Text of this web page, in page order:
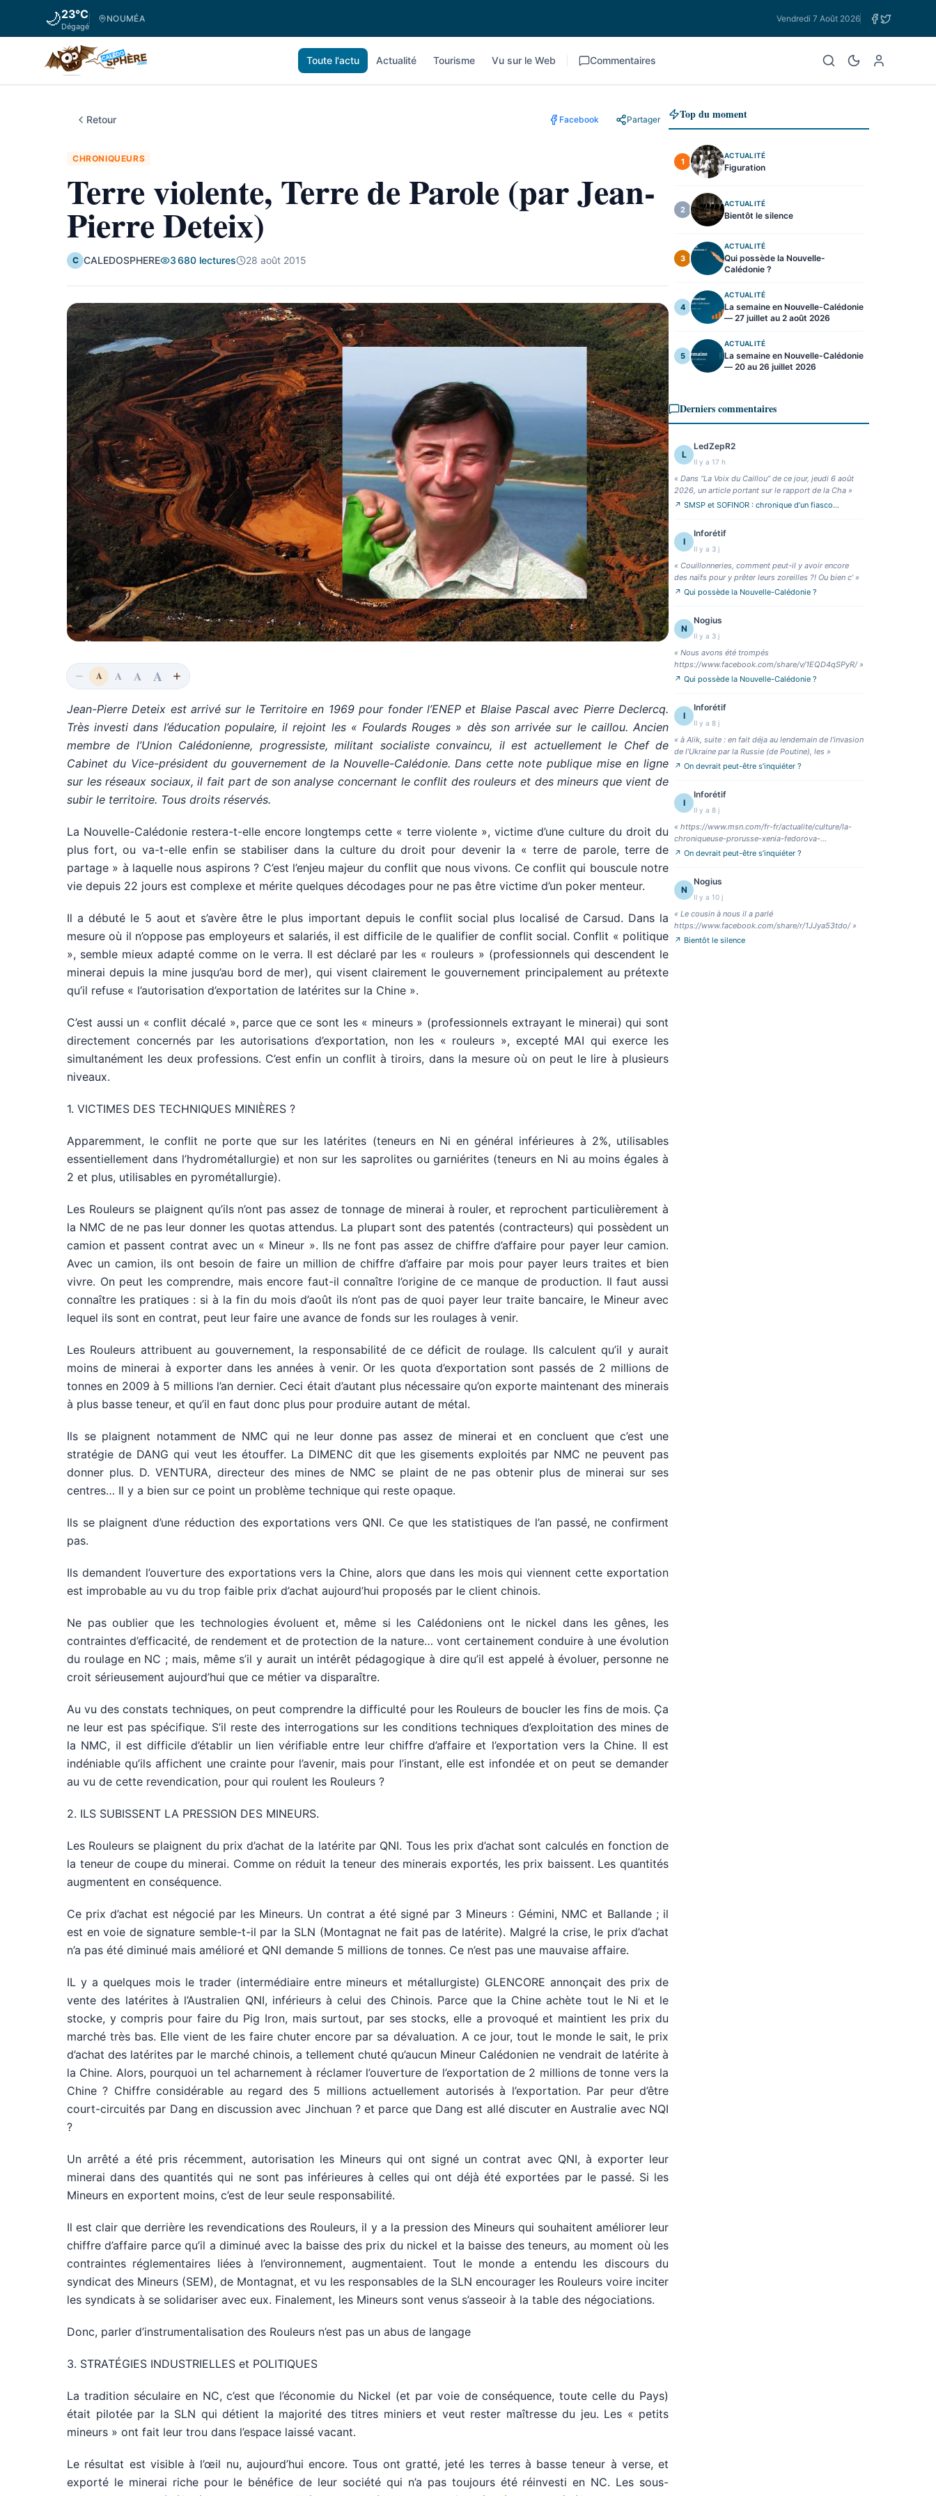
🌙23°C
Dégagé
NOUMÉA Vendredi 7 Août 2026
Toute l'actu Actualité Tourisme Vu sur le Web Commentaires
Retour Facebook Partager
CHRONIQUEURS
Terre violente, Terre de Parole (par Jean-
Pierre Deteix)
C CALEDOSPHERE 3 680 lectures 28 août 2015
A A A A
Jean-Pierre Deteix est arrivé sur le Territoire en 1969 pour fonder l’ENEP et Blaise Pascal avec Pierre Declercq.
Très investi dans l’éducation populaire, il rejoint les « Foulards Rouges » dès son arrivée sur le caillou. Ancien
membre de l’Union Calédonienne, progressiste, militant socialiste convaincu, il est actuellement le Chef de
Cabinet du Vice-président du gouvernement de la Nouvelle-Calédonie. Dans cette note publique mise en ligne
sur les réseaux sociaux, il fait part de son analyse concernant le conflit des rouleurs et des mineurs que vient de
subir le territoire. Tous droits réservés.
La Nouvelle-Calédonie restera-t-elle encore longtemps cette « terre violente », victime d’une culture du droit du
plus fort, ou va-t-elle enfin se stabiliser dans la culture du droit pour devenir la « terre de parole, terre de
partage » à laquelle nous aspirons ? C’est l’enjeu majeur du conflit que nous vivons. Ce conflit qui bouscule notre
vie depuis 22 jours est complexe et mérite quelques décodages pour ne pas être victime d’un poker menteur.
Il a débuté le 5 aout et s’avère être le plus important depuis le conflit social plus localisé de Carsud. Dans la
mesure où il n’oppose pas employeurs et salariés, il est difficile de le qualifier de conflit social. Conflit « politique
», semble mieux adapté comme on le verra. Il est déclaré par les « rouleurs » (professionnels qui descendent le
minerai depuis la mine jusqu’au bord de mer), qui visent clairement le gouvernement principalement au prétexte
qu’il refuse « l’autorisation d’exportation de latérites sur la Chine ».
C’est aussi un « conflit décalé », parce que ce sont les « mineurs » (professionnels extrayant le minerai) qui sont
directement concernés par les autorisations d’exportation, non les « rouleurs », excepté MAI qui exerce les
simultanément les deux professions. C’est enfin un conflit à tiroirs, dans la mesure où on peut le lire à plusieurs
niveaux.
1. VICTIMES DES TECHNIQUES MINIÈRES ?
Apparemment, le conflit ne porte que sur les latérites (teneurs en Ni en général inférieures à 2%, utilisables
essentiellement dans l’hydrométallurgie) et non sur les saprolites ou garniérites (teneurs en Ni au moins égales à
2 et plus, utilisables en pyrométallurgie).
Les Rouleurs se plaignent qu’ils n’ont pas assez de tonnage de minerai à rouler, et reprochent particulièrement à
la NMC de ne pas leur donner les quotas attendus. La plupart sont des patentés (contracteurs) qui possèdent un
camion et passent contrat avec un « Mineur ». Ils ne font pas assez de chiffre d’affaire pour payer leur camion.
Avec un camion, ils ont besoin de faire un million de chiffre d’affaire par mois pour payer leurs traites et bien
vivre. On peut les comprendre, mais encore faut-il connaître l’origine de ce manque de production. Il faut aussi
connaître les pratiques : si à la fin du mois d’août ils n’ont pas de quoi payer leur traite bancaire, le Mineur avec
lequel ils sont en contrat, peut leur faire une avance de fonds sur les roulages à venir.
Les Rouleurs attribuent au gouvernement, la responsabilité de ce déficit de roulage. Ils calculent qu’il y aurait
moins de minerai à exporter dans les années à venir. Or les quota d’exportation sont passés de 2 millions de
tonnes en 2009 à 5 millions l’an dernier. Ceci était d’autant plus nécessaire qu’on exporte maintenant des minerais
à plus basse teneur, et qu’il en faut donc plus pour produire autant de métal.
Ils se plaignent notamment de NMC qui ne leur donne pas assez de minerai et en concluent que c’est une
stratégie de DANG qui veut les étouffer. La DIMENC dit que les gisements exploités par NMC ne peuvent pas
donner plus. D. VENTURA, directeur des mines de NMC se plaint de ne pas obtenir plus de minerai sur ses
centres… Il y a bien sur ce point un problème technique qui reste opaque.
Ils se plaignent d’une réduction des exportations vers QNI. Ce que les statistiques de l’an passé, ne confirment
pas.
Ils demandent l’ouverture des exportations vers la Chine, alors que dans les mois qui viennent cette exportation
est improbable au vu du trop faible prix d’achat aujourd’hui proposés par le client chinois.
Ne pas oublier que les technologies évoluent et, même si les Calédoniens ont le nickel dans les gênes, les
contraintes d’efficacité, de rendement et de protection de la nature… vont certainement conduire à une évolution
du roulage en NC ; mais, même s’il y aurait un intérêt pédagogique à dire qu’il est appelé à évoluer, personne ne
croit sérieusement aujourd’hui que ce métier va disparaître.
Au vu des constats techniques, on peut comprendre la difficulté pour les Rouleurs de boucler les fins de mois. Ça
ne leur est pas spécifique. S’il reste des interrogations sur les conditions techniques d’exploitation des mines de
la NMC, il est difficile d’établir un lien vérifiable entre leur chiffre d’affaire et l’exportation vers la Chine. Il est
indéniable qu’ils affichent une crainte pour l’avenir, mais pour l’instant, elle est infondée et on peut se demander
au vu de cette revendication, pour qui roulent les Rouleurs ?
2. ILS SUBISSENT LA PRESSION DES MINEURS.
Les Rouleurs se plaignent du prix d’achat de la latérite par QNI. Tous les prix d’achat sont calculés en fonction de
la teneur de coupe du minerai. Comme on réduit la teneur des minerais exportés, les prix baissent. Les quantités
augmentent en conséquence.
Ce prix d’achat est négocié par les Mineurs. Un contrat a été signé par 3 Mineurs : Gémini, NMC et Ballande ; il
est en voie de signature semble-t-il par la SLN (Montagnat ne fait pas de latérite). Malgré la crise, le prix d’achat
n’a pas été diminué mais amélioré et QNI demande 5 millions de tonnes. Ce n’est pas une mauvaise affaire.
IL y a quelques mois le trader (intermédiaire entre mineurs et métallurgiste) GLENCORE annonçait des prix de
vente des latérites à l’Australien QNI, inférieurs à celui des Chinois. Parce que la Chine achète tout le Ni et le
stocke, y compris pour faire du Pig Iron, mais surtout, par ses stocks, elle a provoqué et maintient les prix du
marché très bas. Elle vient de les faire chuter encore par sa dévaluation. A ce jour, tout le monde le sait, le prix
d’achat des latérites par le marché chinois, a tellement chuté qu’aucun Mineur Calédonien ne vendrait de latérite à
la Chine. Alors, pourquoi un tel acharnement à réclamer l’ouverture de l’exportation de 2 millions de tonne vers la
Chine ? Chiffre considérable au regard des 5 millions actuellement autorisés à l’exportation. Par peur d’être
court-circuités par Dang en discussion avec Jinchuan ? et parce que Dang est allé discuter en Australie avec NQI
?
Un arrêté a été pris récemment, autorisation les Mineurs qui ont signé un contrat avec QNI, à exporter leur
minerai dans des quantités qui ne sont pas inférieures à celles qui ont déjà été exportées par le passé. Si les
Mineurs en exportent moins, c’est de leur seule responsabilité.
Il est clair que derrière les revendications des Rouleurs, il y a la pression des Mineurs qui souhaitent améliorer leur
chiffre d’affaire parce qu’il a diminué avec la baisse des prix du nickel et la baisse des teneurs, au moment où les
contraintes réglementaires liées à l’environnement, augmentaient. Tout le monde a entendu les discours du
syndicat des Mineurs (SEM), de Montagnat, et vu les responsables de la SLN encourager les Rouleurs voire inciter
les syndicats à se solidariser avec eux. Finalement, les Mineurs sont venus s’asseoir à la table des négociations.
Donc, parler d’instrumentalisation des Rouleurs n’est pas un abus de langage
3. STRATÉGIES INDUSTRIELLES et POLITIQUES
La tradition séculaire en NC, c’est que l’économie du Nickel (et par voie de conséquence, toute celle du Pays)
était pilotée par la SLN qui détient la majorité des titres miniers et veut rester maîtresse du jeu. Les « petits
mineurs » ont fait leur trou dans l’espace laissé vacant.
Le résultat est visible à l’œil nu, aujourd’hui encore. Tous ont gratté, jeté les terres à basse teneur à verse, et
exporté le minerai riche pour le bénéfice de leur société qui n’a pas toujours été réinvesti en NC. Les sous-
Top du moment
1
ACTUALITÉ
Figuration
2
ACTUALITÉ
Bientôt le silence
3
ACTUALITÉ
Qui possède la Nouvelle-
Calédonie ?
4
ACTUALITÉ
La semaine en Nouvelle-Calédonie
— 27 juillet au 2 août 2026
5
ACTUALITÉ
La semaine en Nouvelle-Calédonie
— 20 au 26 juillet 2026
Derniers commentaires
L
LedZepR2
Il y a 17 h
« Dans “La Voix du Caillou” de ce jour, jeudi 6 août
2026, un article portant sur le rapport de la Cha »
↗ SMSP et SOFINOR : chronique d’un fiasco
I
Inforétif
Il y a 3 j
« Couillonneries, comment peut-il y avoir encore
des naïfs pour y prêter leurs zoreilles ?! Ou bien c’»
↗ Qui possède la Nouvelle-Calédonie ?
N
Nogius
Il y a 3 j
« Nous avons été trompés
https://www.facebook.com/share/v/1EQD4qSPyR/»
↗ Qui possède la Nouvelle-Calédonie ?
I
Inforétif
Il y a 8 j
« à Alik, suite : en fait déja au lendemain de l’invasion
de l’Ukraine par la Russie (de Poutine), les »
↗ On devrait peut-être s’inquiéter ?
I
Inforétif
Il y a 8 j
« https://www.msn.com/fr-fr/actualite/culture/la-
chroniqueuse-prorusse-xenia-fedorova-
vis%C3%A9e-en-fr »
↗ On devrait peut-être s’inquiéter ?
N
Nogius
Il y a 10 j
« Le cousin à nous il a parlé
https://www.facebook.com/share/r/1JJya53tdo/»
↗ Bientôt le silence